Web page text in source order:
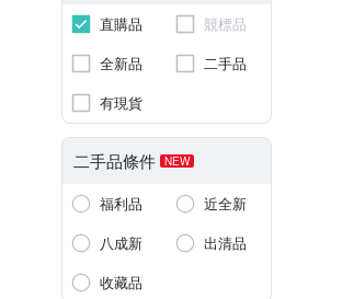
直購品
競標品
全新品
二手品
有現貨
二手品條件 NEW
福利品
近全新
八成新
出清品
收藏品